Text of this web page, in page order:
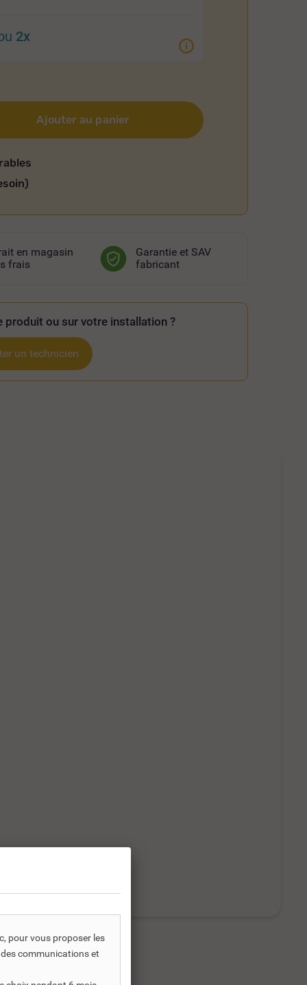
2x
Ajouter au panier
en magasin
frais
Garantie et SAV
fabricant
produit ou sur votre installation ?
un technicien
pour vous proposer les
communications et